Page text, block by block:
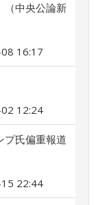
（中央公論新
16:17
12:24
プ氏偏重報道
22:44